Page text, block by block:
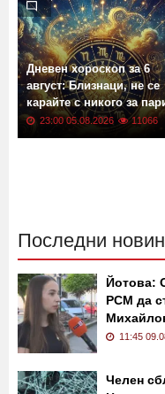
Дневен хороскоп за 6
август: Близнаци, не се
карайте с никого за
23:00 05.08.2026 11066
Последни
Йотова:
РСМ да
11:45
Челен